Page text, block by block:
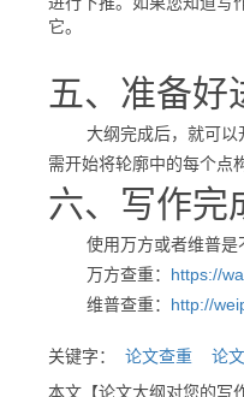
它。
五、准备好
大纲完成后，就可以开
需开始将轮廓中的每个点
六、写作完
使用万方或者维普是不
万方查重： https://
维普查重： http://
关键字： 论文查重 论
本文【论文大纲对您的写